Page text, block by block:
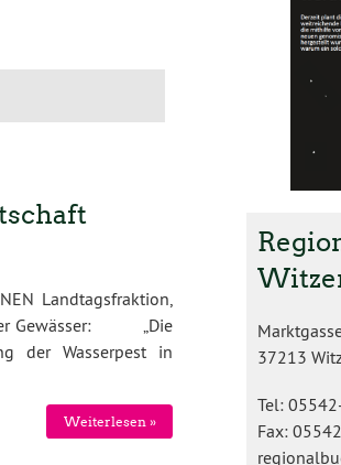
Landtagsfraktion,
Gewässer: „Die
der Wasserpest in
Weiterlesen »
37213
Tel:
Fax: